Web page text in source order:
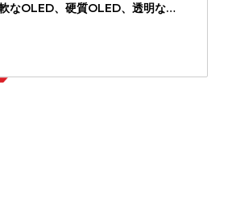
年
なOLED、硬質OLED、透明な
）、アプリケーション（スマート
ェアラブル、自動車ディスプレイ、